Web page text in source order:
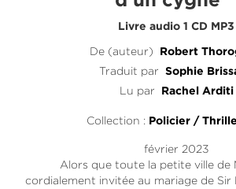
Livre audio 1 CD MP3
De (auteur) Robert
Traduit par Sophie
Lu par Rachel Arditi
Collection : Policier /
février 2023
Alors que toute la petite ville de
cordialement invitée au mariage de Sir